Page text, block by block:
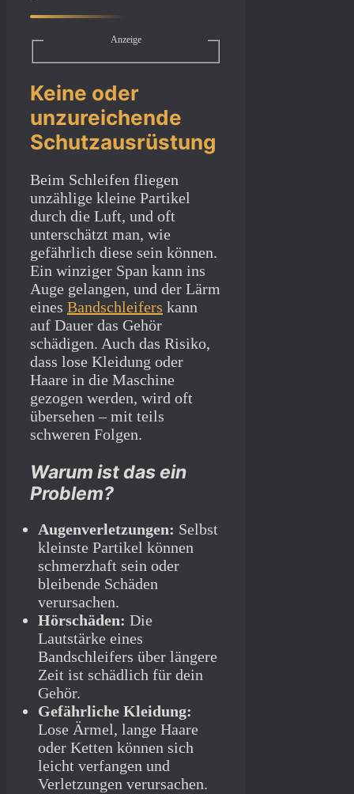
Anzeige
Keine oder
unzureichende
Schutzausrüstung
Beim Schleifen fliegen
unzählige kleine Partikel
durch die Luft, und oft
unterschätzt man, wie
gefährlich diese sein können.
Ein winziger Span kann ins
Auge gelangen, und der Lärm
eines Bandschleifers kann
auf Dauer das Gehör
schädigen. Auch das Risiko,
dass lose Kleidung oder
Haare in die Maschine
gezogen werden, wird oft
übersehen – mit teils
schweren Folgen.
Warum ist das ein
Problem?
Augenverletzungen: Selbst
kleinste Partikel können
schmerzhaft sein oder
bleibende Schäden
verursachen.
Hörschäden: Die
Lautstärke eines
Bandschleifers über längere
Zeit ist schädlich für dein
Gehör.
Gefährliche Kleidung:
Lose Ärmel, lange Haare
oder Ketten können sich
leicht verfangen und
Verletzungen verursachen.